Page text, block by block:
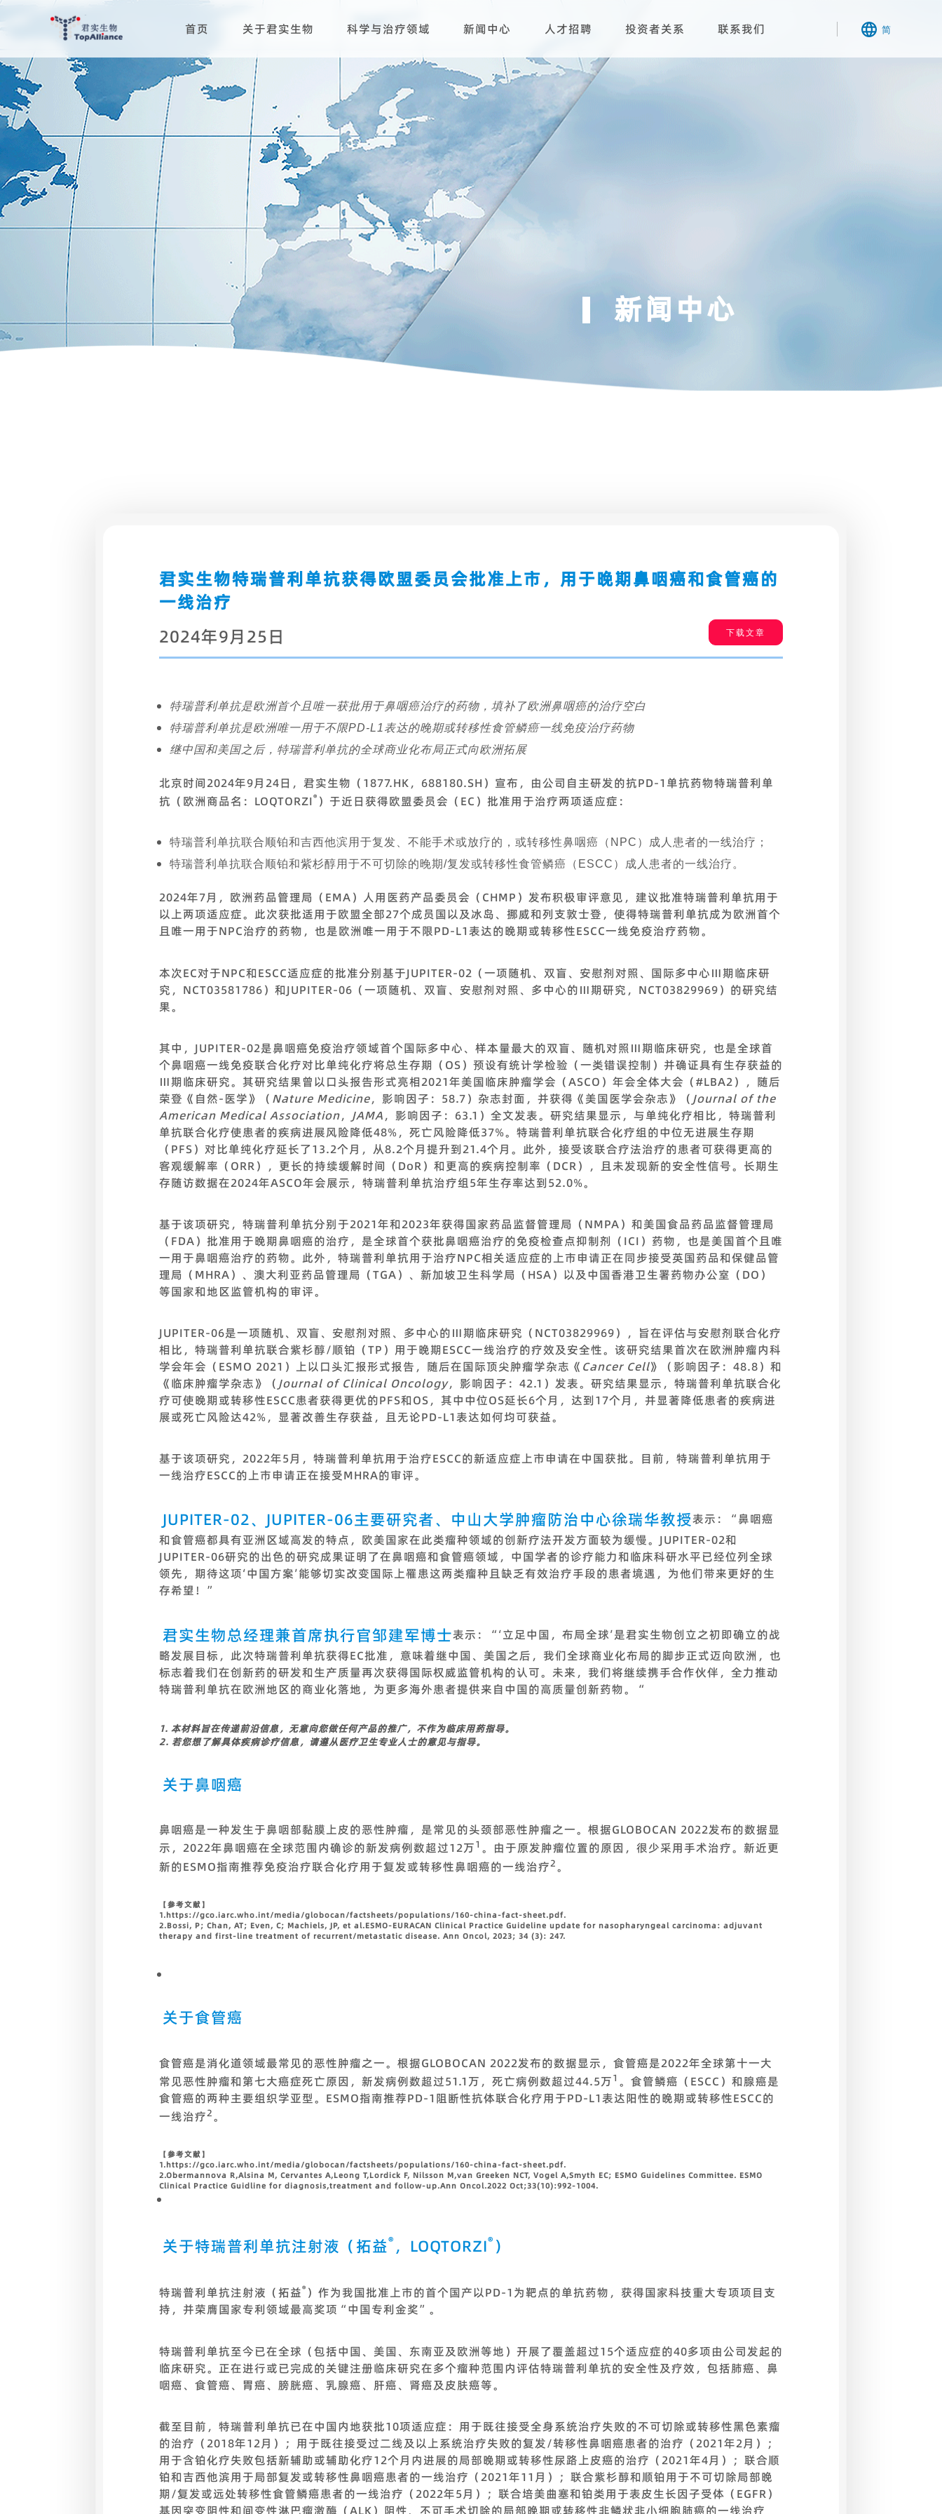
首页 关于君实生物 科学与治疗领域 新闻中心 人才招聘 投资者关系 联系我们 简
科学与治疗领域
研发平台
生产基地
产品管线
新闻中心
君实生物特瑞普利单抗获得欧盟委员会批准上市，用于晚期鼻咽癌和食管癌的
一线治疗
2024年9月25日
下载文章
特瑞普利单抗是欧洲首个且唯一获批用于鼻咽癌治疗的药物，填补了欧洲鼻咽癌的治疗空白
特瑞普利单抗是欧洲唯一用于不限PD-L1表达的晚期或转移性食管鳞癌一线免疫治疗药物
继中国和美国之后，特瑞普利单抗的全球商业化布局正式向欧洲拓展
北京时间2024年9月24日，君实生物（1877.HK，688180.SH）宣布，由公司自主研发的抗PD-1单抗药物特瑞普利单
抗（欧洲商品名：LOQTORZI® ）于近日获得欧盟委员会（EC）批准用于治疗两项适应症：
特瑞普利单抗联合顺铂和吉西他滨用于复发、不能手术或放疗的，或转移性鼻咽癌（NPC）成人患者的一线治疗；
特瑞普利单抗联合顺铂和紫杉醇用于不可切除的晚期/复发或转移性食管鳞癌（ESCC）成人患者的一线治疗。
2024年7月，欧洲药品管理局（EMA）人用医药产品委员会（CHMP）发布积极审评意见，建议批准特瑞普利单抗用于
以上两项适应症。此次获批适用于欧盟全部27个成员国以及冰岛、挪威和列支敦士登，使得特瑞普利单抗成为欧洲首个
且唯一用于NPC治疗的药物，也是欧洲唯一用于不限PD-L1表达的晚期或转移性ESCC一线免疫治疗药物。
本次EC对于NPC和ESCC适应症的批准分别基于JUPITER-02（一项随机、双盲、安慰剂对照、国际多中心Ⅲ期临床研
究，NCT03581786）和JUPITER-06（一项随机、双盲、安慰剂对照、多中心的Ⅲ期研究，NCT03829969）的研究结
果。
其中，JUPITER-02是鼻咽癌免疫治疗领域首个国际多中心、样本量最大的双盲、随机对照Ⅲ期临床研究，也是全球首
个鼻咽癌一线免疫联合化疗对比单纯化疗将总生存期（OS）预设有统计学检验（一类错误控制）并确证具有生存获益的
Ⅲ期临床研究。其研究结果曾以口头报告形式亮相2021年美国临床肿瘤学会（ASCO）年会全体大会（#LBA2），随后
荣登《自然-医学》（ Nature Medicine，影响因子：58.7）杂志封面，并获得《美国医学会杂志》（ Journal of the
American Medical Association， JAMA，影响因子：63.1）全文发表。研究结果显示，与单纯化疗相比，特瑞普利
单抗联合化疗使患者的疾病进展风险降低48%，死亡风险降低37%。特瑞普利单抗联合化疗组的中位无进展生存期
（PFS）对比单纯化疗延长了13.2个月，从8.2个月提升到21.4个月。此外，接受该联合疗法治疗的患者可获得更高的
客观缓解率（ORR），更长的持续缓解时间（DoR）和更高的疾病控制率（DCR），且未发现新的安全性信号。长期生
存随访数据在2024年ASCO年会展示，特瑞普利单抗治疗组5年生存率达到52.0%。
基于该项研究，特瑞普利单抗分别于2021年和2023年获得国家药品监督管理局（NMPA）和美国食品药品监督管理局
（FDA）批准用于晚期鼻咽癌的治疗，是全球首个获批鼻咽癌治疗的免疫检查点抑制剂（ICI）药物，也是美国首个且唯
一用于鼻咽癌治疗的药物。此外，特瑞普利单抗用于治疗NPC相关适应症的上市申请正在同步接受英国药品和保健品管
理局（MHRA）、澳大利亚药品管理局（TGA）、新加坡卫生科学局（HSA）以及中国香港卫生署药物办公室（DO）
等国家和地区监管机构的审评。
JUPITER-06是一项随机、双盲、安慰剂对照、多中心的Ⅲ期临床研究（NCT03829969），旨在评估与安慰剂联合化疗
相比，特瑞普利单抗联合紫杉醇/顺铂（TP）用于晚期ESCC一线治疗的疗效及安全性。该研究结果首次在欧洲肿瘤内科
学会年会（ESMO 2021）上以口头汇报形式报告，随后在国际顶尖肿瘤学杂志《 Cancer Cell》（影响因子：48.8）和
《临床肿瘤学杂志》（ Journal of Clinical Oncology，影响因子：42.1）发表。研究结果显示，特瑞普利单抗联合化
疗可使晚期或转移性ESCC患者获得更优的PFS和OS，其中中位OS延长6个月，达到17个月，并显著降低患者的疾病进
展或死亡风险达42%，显著改善生存获益，且无论PD-L1表达如何均可获益。
基于该项研究，2022年5月，特瑞普利单抗用于治疗ESCC的新适应症上市申请在中国获批。目前，特瑞普利单抗用于
一线治疗ESCC的上市申请正在接受MHRA的审评。
JUPITER-02、JUPITER-06主要研究者、中山大学肿瘤防治中心徐瑞华教授表示：“鼻咽癌
和食管癌都具有亚洲区域高发的特点，欧美国家在此类瘤种领域的创新疗法开发方面较为缓慢。JUPITER-02和
JUPITER-06研究的出色的研究成果证明了在鼻咽癌和食管癌领域，中国学者的诊疗能力和临床科研水平已经位列全球
领先，期待这项‘中国方案’能够切实改变国际上罹患这两类瘤种且缺乏有效治疗手段的患者境遇，为他们带来更好的生
存希望！”
君实生物总经理兼首席执行官邹建军博士表示：“‘立足中国，布局全球’是君实生物创立之初即确立的战
略发展目标，此次特瑞普利单抗获得EC批准，意味着继中国、美国之后，我们全球商业化布局的脚步正式迈向欧洲，也
标志着我们在创新药的研发和生产质量再次获得国际权威监管机构的认可。未来，我们将继续携手合作伙伴，全力推动
特瑞普利单抗在欧洲地区的商业化落地，为更多海外患者提供来自中国的高质量创新药物。“
1. 本材料旨在传递前沿信息，无意向您做任何产品的推广，不作为临床用药指导。
2. 若您想了解具体疾病诊疗信息，请遵从医疗卫生专业人士的意见与指导。
关于鼻咽癌
鼻咽癌是一种发生于鼻咽部黏膜上皮的恶性肿瘤，是常见的头颈部恶性肿瘤之一。根据GLOBOCAN 2022发布的数据显
示，2022年鼻咽癌在全球范围内确诊的新发病例数超过12万1 。由于原发肿瘤位置的原因，很少采用手术治疗。新近更
新的ESMO指南推荐免疫治疗联合化疗用于复发或转移性鼻咽癌的一线治疗2。
【参考文献】
1.https://gco.iarc.who.int/media/globocan/factsheets/populations/160-china-fact-sheet.pdf.
2.Bossi, P; Chan, AT; Even, C; Machiels, JP, et al.ESMO-EURACAN Clinical Practice Guideline update for nasopharyngeal carcinoma: adjuvant
therapy and first-line treatment of recurrent/metastatic disease. Ann Oncol, 2023; 34 (3): 247.
关于食管癌
食管癌是消化道领域最常见的恶性肿瘤之一。根据GLOBOCAN 2022发布的数据显示，食管癌是2022年全球第十一大
常见恶性肿瘤和第七大癌症死亡原因，新发病例数超过51.1万，死亡病例数超过44.5万1 。食管鳞癌（ESCC）和腺癌是
食管癌的两种主要组织学亚型。ESMO指南推荐PD-1阻断性抗体联合化疗用于PD-L1表达阳性的晚期或转移性ESCC的
一线治疗2。
【参考文献】
1.https://gco.iarc.who.int/media/globocan/factsheets/populations/160-china-fact-sheet.pdf.
2.Obermannova R,Alsina M, Cervantes A,Leong T,Lordick F, Nilsson M,van Greeken NCT, Vogel A,Smyth EC; ESMO Guidelines Committee. ESMO
Clinical Practice Guidline for diagnosis,treatment and follow-up.Ann Oncol.2022 Oct;33(10):992-1004.
关于特瑞普利单抗注射液（拓益® ，LOQTORZI® ）
特瑞普利单抗注射液（拓益® ）作为我国批准上市的首个国产以PD-1为靶点的单抗药物，获得国家科技重大专项项目支
持，并荣膺国家专利领域最高奖项“中国专利金奖”。
特瑞普利单抗至今已在全球（包括中国、美国、东南亚及欧洲等地）开展了覆盖超过15个适应症的40多项由公司发起的
临床研究。正在进行或已完成的关键注册临床研究在多个瘤种范围内评估特瑞普利单抗的安全性及疗效，包括肺癌、鼻
咽癌、食管癌、胃癌、膀胱癌、乳腺癌、肝癌、肾癌及皮肤癌等。
截至目前，特瑞普利单抗已在中国内地获批10项适应症：用于既往接受全身系统治疗失败的不可切除或转移性黑色素瘤
的治疗（2018年12月）；用于既往接受过二线及以上系统治疗失败的复发/转移性鼻咽癌患者的治疗（2021年2月）；
用于含铂化疗失败包括新辅助或辅助化疗12个月内进展的局部晚期或转移性尿路上皮癌的治疗（2021年4月）；联合顺
铂和吉西他滨用于局部复发或转移性鼻咽癌患者的一线治疗（2021年11月）；联合紫杉醇和顺铂用于不可切除局部晚
期/复发或远处转移性食管鳞癌患者的一线治疗（2022年5月）；联合培美曲塞和铂类用于表皮生长因子受体（EGFR）
基因突变阴性和间变性淋巴瘤激酶（ALK）阴性、不可手术切除的局部晚期或转移性非鳞状非小细胞肺癌的一线治疗